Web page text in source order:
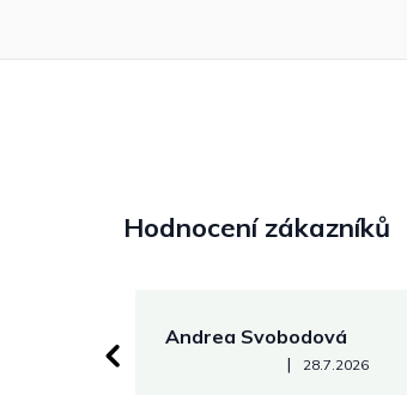
Hodnocení zákazníků
Andrea Svobodová
Hodnocení obchodu je 5 z 5
| 28.7.2026